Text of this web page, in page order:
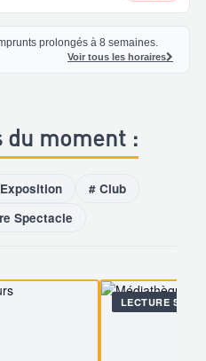
prolongés à 8 semaines.
Voir tous les horaires
du moment :
# Club
Spectacle
LECTURE